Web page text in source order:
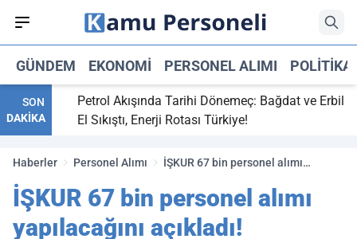
GÜNDEM EKONOMI PERSONEL ALIMI POLITIKA
SON
DAKİKA
Petrol Akışında Tarihi Dönemeç: Bağdat ve Erbil
El Sıkıştı, Enerji Rotası Türkiye!
Haberler Personel Alımı
İŞKUR 67 bin personel alımı
İŞKUR üzerinden Online yapılacak
İŞKUR 67 bin personel alımı
yapılacağını açıkladı!